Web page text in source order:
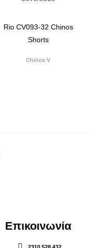
Rio CV093-32 Chinos
Shorts
Chinos V
Επικοινωνία